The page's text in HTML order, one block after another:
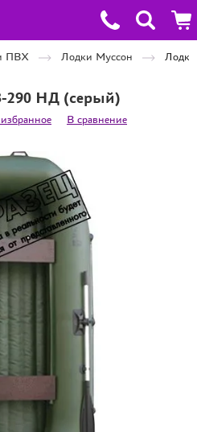
ПВХ Лодки Муссон
НД (серый)
В сравнение